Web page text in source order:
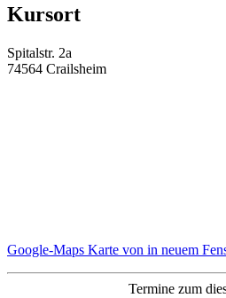
Kursort
Spitalstr. 2a
74564 Crailsheim
Google-Maps Karte von in neuem
Termine zum